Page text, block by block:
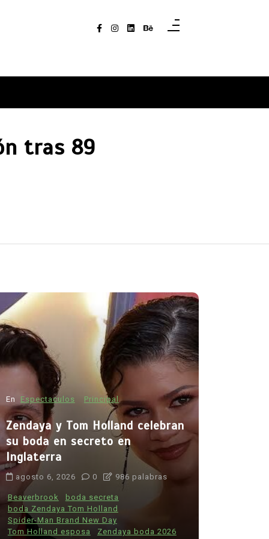
tras 89
En Principal
Muchos fumadores aún
desconocen los riesgos del
tabaco: estudio revela
preocupante falta de